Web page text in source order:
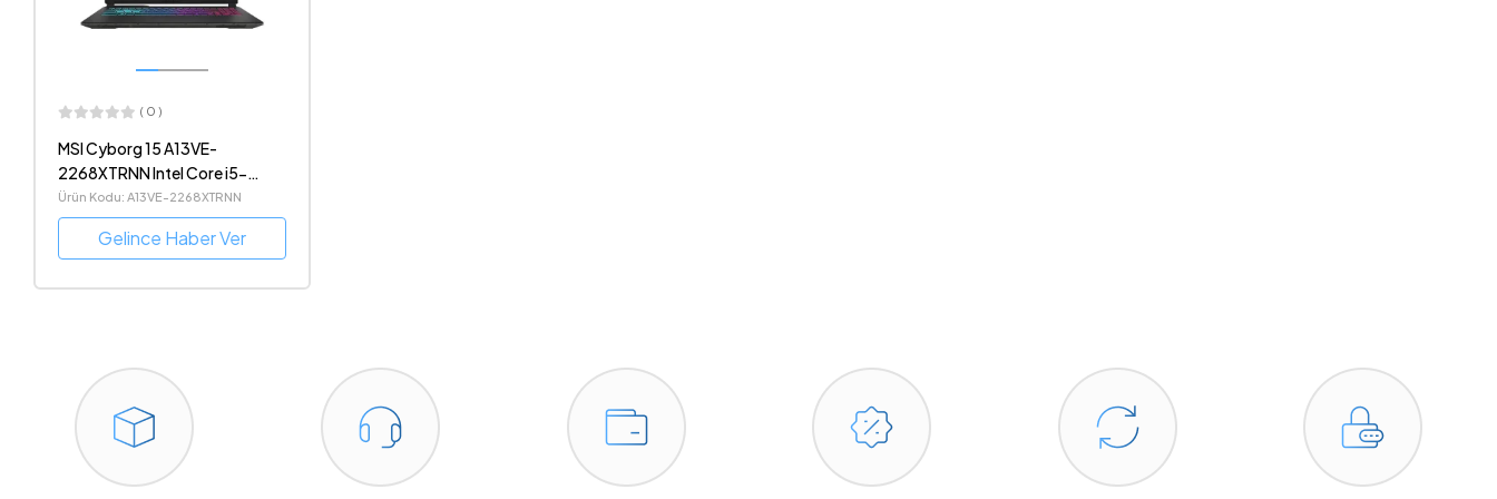
( 0 )
MSI Cyborg 15 A13VE-
2268XTRNN Intel Core i5-
13420H 16GB DDR5 RAM
512GB SSD RTX4050 6 GB
15.6" 1080p 144Hz FreeDOS
Ürün Kodu: A13VE-2268XTRNN
Gelince Haber Ver